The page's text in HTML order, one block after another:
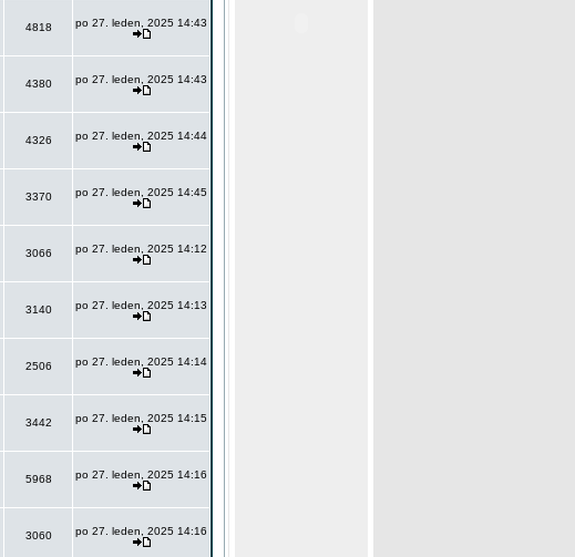
4818 po 27. leden, 2025 14:43
4380 po 27. leden, 2025 14:43
4326 po 27. leden, 2025 14:44
3370 po 27. leden, 2025 14:45
3066 po 27. leden, 2025 14:12
3140 po 27. leden, 2025 14:13
2506 po 27. leden, 2025 14:14
3442 po 27. leden, 2025 14:15
5968 po 27. leden, 2025 14:16
3060 po 27. leden, 2025 14:16